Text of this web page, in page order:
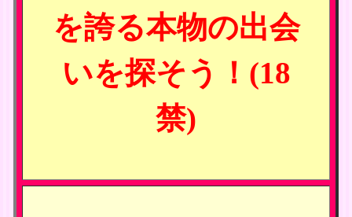
を誇る本物の出会
いを探そう！(18
禁)